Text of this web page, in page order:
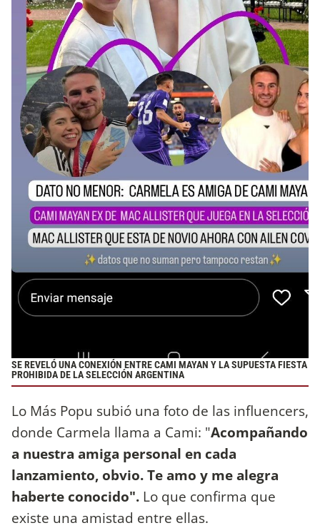
SE REVELÓ UNA CONEXIÓN ENTRE CAMI MAYAN Y LA SUPUESTA FIESTA
PROHIBIDA DE LA SELECCIÓN ARGENTINA
Lo Más Popu subió una foto de las influencers,
donde Carmela llama a Cami: "Acompañando
a nuestra amiga personal en cada
lanzamiento, obvio. Te amo y me alegra
haberte conocido". Lo que confirma que
existe una amistad entre ellas.